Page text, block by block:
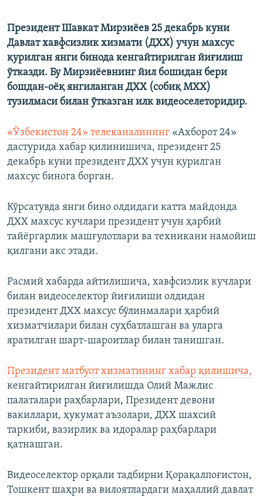
Президент Шавкат Мирзиёев 25 декабрь куни
Давлат хавфсизлик хизмати (ДХХ) учун махсус
қурилган янги бинода кенгайтирилган йиғилиш
ўтказди. Бу Мирзиёевнинг йил бошидан бери
бошдан-оёқ янгиланган ДХХ (собиқ МХХ)
тузилмаси билан ўтказган илк видеоселеторидир.
«Ўзбекистон 24» телеканалининг «Ахборот 24»
дастурида хабар қилинишича, президент 25
декабрь куни президент ДХХ учун қурилган
махсус бинога борган.
Кўрсатувда янги бино олдидаги катта майдонда
ДХХ махсус кучлари президент учун ҳарбий
тайёргарлик машғулотлари ва техникани намойиш
қилгани акс этади.
Расмий хабарда айтилишича, хавфсизлик кучлари
билан видеоселектор йиғилиши олдидан
президент ДХХ махсус бўлинмалари ҳарбий
хизматчилари билан суҳбатлашган ва уларга
яратилган шарт-шароитлар билан танишган.
Президент матбуот хизматининг хабар қилишича,
кенгайтирилган йиғилишда Олий Мажлис
палаталари раҳбарлари, Президент девони
вакиллари, ҳукумат аъзолари, ДХХ шахсий
таркиби, вазирлик ва идоралар раҳбарлари
қатнашган.
Видеоселектор орқали тадбирни Қорақалпоғистон,
Тошкент шаҳри ва вилоятлардаги маҳаллий давлат